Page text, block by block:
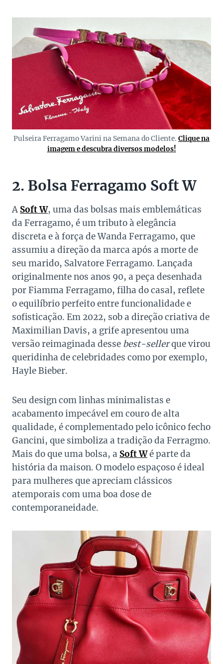
Pulseira Ferragamo Varini na Semana do Cliente. Clique na
imagem e descubra diversos modelos!
2. Bolsa Ferragamo Soft W
A Soft W, uma das bolsas mais emblemáticas
da Ferragamo, é um tributo à elegância
discreta e à força de Wanda Ferragamo, que
assumiu a direção da marca após a morte de
seu marido, Salvatore Ferragamo. Lançada
originalmente nos anos 90, a peça desenhada
por Fiamma Ferragamo, filha do casal, reflete
o equilíbrio perfeito entre funcionalidade e
sofisticação. Em 2022, sob a direção criativa de
Maximilian Davis, a grife apresentou uma
versão reimaginada desse best-sellerque virou
queridinha de celebridades como por exemplo,
Hayle Bieber.
Seu design com linhas minimalistas e
acabamento impecável em couro de alta
qualidade, é complementado pelo icônico fecho
Gancini, que simboliza a tradição da Ferragmo.
Mais do que uma bolsa, a Soft Wé parte da
história da maison. O modelo espaçoso é ideal
para mulheres que apreciam clássicos
atemporais com uma boa dose de
contemporaneidade.